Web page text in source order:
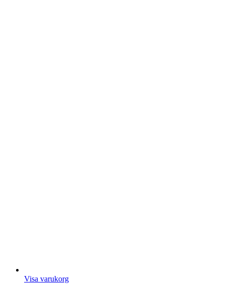
Visa varukorg